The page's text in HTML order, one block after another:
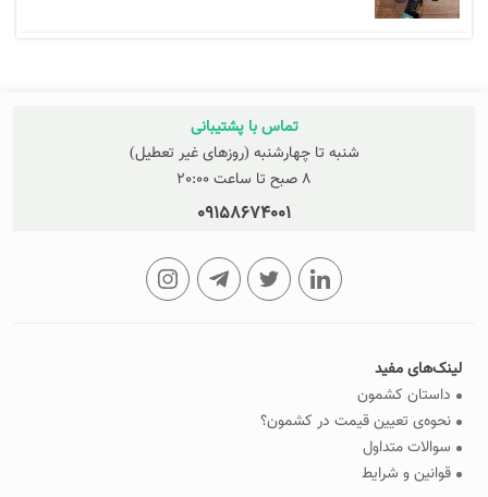
تماس با پشتیبانی
شنبه تا چهارشنبه (روزهای غیر تعطیل)
8 صبح تا ساعت 20:00
09158674001
لینک‌های مفید
داستان کشمون
نحوه‌ی تعیین قیمت در کشمون؟
سوالات متداول
قوانین و شرایط